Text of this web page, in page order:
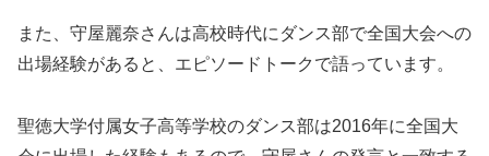
また、守屋麗奈さんは高校時代にダンス部で全国大会への
出場経験があると、エピソードトークで語っています。
聖徳大学付属女子高等学校のダンス部は2016年に全国大